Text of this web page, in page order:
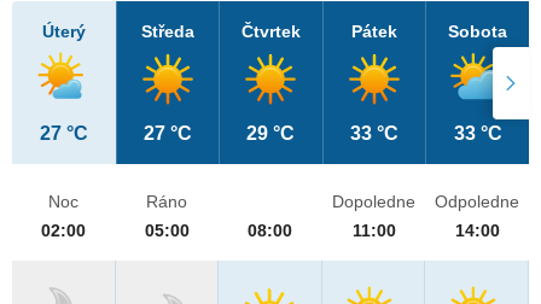
Úterý
27 °C
Středa
27 °C
Čtvrtek
29 °C
Pátek
33 °C
Sobota
33 °C
Noc
02:00
Ráno
05:00
08:00
Dopoledne
11:00
Odpoledne
14:00